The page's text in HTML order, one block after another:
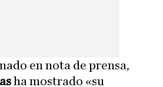
en nota de prensa,
ha mostrado «su